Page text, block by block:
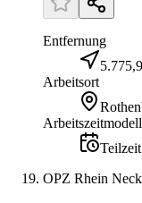
Entfernung
Arbeitsort
Arbeitszeitmodell
Teilzeit
OPZ Rhein